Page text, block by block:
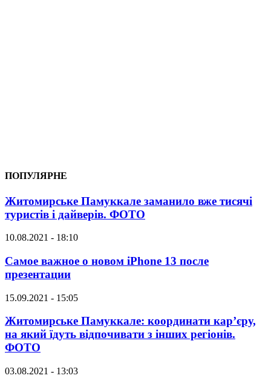
ПОПУЛЯРНЕ
Житомирське Памуккале заманило вже тисячі
туристів і дайверів. ФОТО
10.08.2021 - 18:10
Самое важное о новом iPhone 13 после
презентации
15.09.2021 - 15:05
Житомирське Памуккале: координати кар’єру,
на який їдуть відпочивати з інших регіонів.
ФОТО
03.08.2021 - 13:03